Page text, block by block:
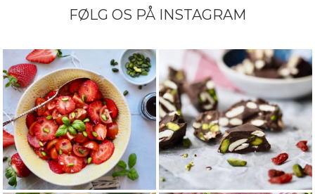
FØLG OS PÅ INSTAGRAM